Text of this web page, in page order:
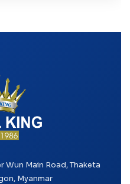
Wun Main Road, Thaketa
Myanmar